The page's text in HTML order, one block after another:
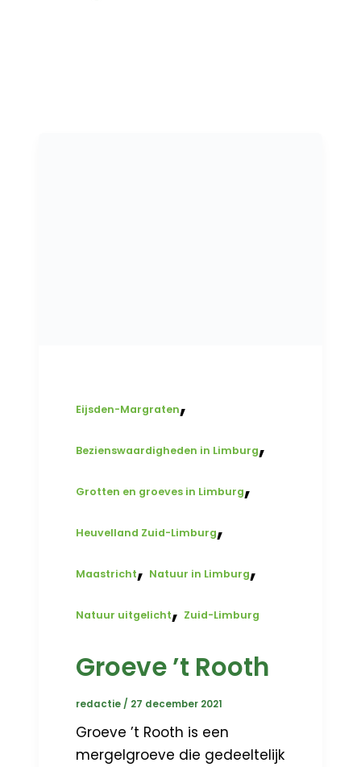
Eijsden-Margraten,
Bezienswaardigheden in Limburg,
Grotten en groeves in Limburg,
Heuvelland Zuid-Limburg,
Maastricht, Natuur in Limburg,
Natuur uitgelicht, Zuid-Limburg
Groeve ’t Rooth
redactie/ 27 december 2021
Groeve ’t Rooth is een
mergelgroeve die gedeeltelijk